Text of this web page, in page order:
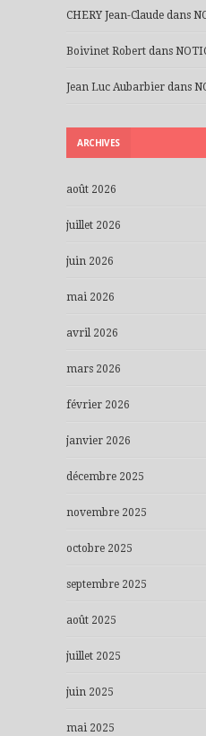
CHERY Jean-Claude dans
Boivinet Robert dans
Jean Luc Aubarbier dans
ARCHIVES
août 2026
juillet 2026
juin 2026
mai 2026
avril 2026
mars 2026
février 2026
janvier 2026
décembre 2025
novembre 2025
octobre 2025
septembre 2025
août 2025
juillet 2025
juin 2025
mai 2025